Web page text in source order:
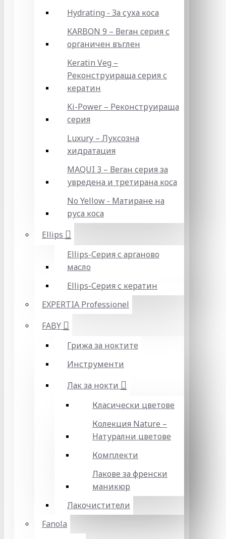
Hydrating - За суха коса
KARBON 9 – Веган серия с
органичен въглен
Keratin Veg –
Реконструираща серия с
кератин
Ki-Power – Реконструираща
серия
Luxury – Луксозна
хидратация
MAQUI 3 – Веган серия за
увредена и третирана коса
No Yellow - Матиране на
руса коса
Ellips
Ellips-Серия с арганово
масло
Ellips-Серия с кератин
EXPERTIA Professionel
FABY
Грижа за ноктите
Инструменти
Лак за нокти
Класически цветове
Колекция Nature –
Натурални цветове
Комплекти
Лакове за френски
маникюр
Лакочистители
Fanola